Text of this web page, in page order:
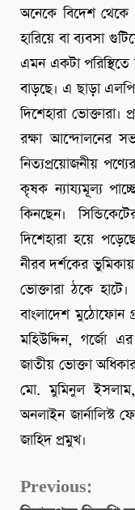
অনেকে বিদেশ থেকে
হারিয়ে বা ব্যবসা
এমন একটা পরিস্থিতে
বাড়ছে। এ ছাড়া
দিশেহারা ভোক্তারা।
রক্ষা আন্দোলনের
নিত্যপ্রয়োজনীয়
কৃষক ন্যায্যমূল্য
কিনছেন।
দিশেহারা হয়ে
নীরব দর্শকের
ভোক্তারা ঠকে
বাংলাদেশ মুঠোফোন
মহিউদ্দিন, গর্জো
জাতীয় ভোক্তা
মো. মুমিনুল
অনলাইন জার্নালিস্ট
জাহিদ প্রমুখ।
Continue
Previous: